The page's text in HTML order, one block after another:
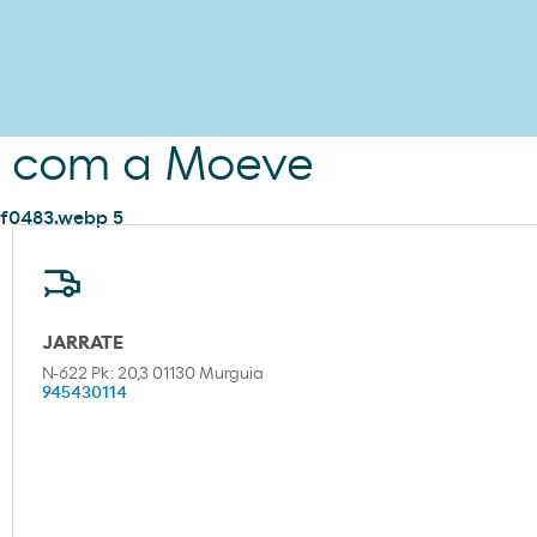
a Moeve
JARRATE
N-622 Pk: 20,3 01130 Murguia
945430114